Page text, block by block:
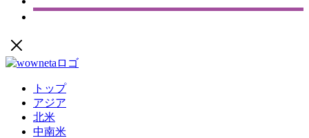
トップ
アジア
北米
中南米